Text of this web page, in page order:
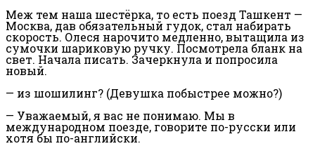
Меж тем наша шестёрка, то есть поезд Ташкент —
Москва, дав обязательный гудок, стал набирать
скорость. Олеся нарочито медленно, вытащила из
сумочки шариковую ручку. Посмотрела бланк на
свет. Начала писать. Зачеркнула и попросила
новый.
— қиз шошилинг? (Девушка побыстрее можно?)
— Уважаемый, я вас не понимаю. Мы в
международном поезде, говорите по-русски или
хотя бы по-английски.